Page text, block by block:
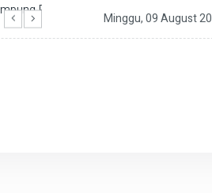
Sukses Di Bidang Fashion,
Dalam Kemasan Baru
Minggu, 09 August